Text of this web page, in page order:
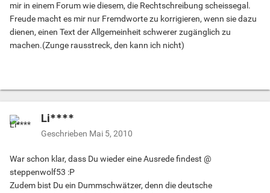
mir in einem Forum wie diesem, die Rechtschreibung scheissegal.
Freude macht es mir nur Fremdworte zu korrigieren, wenn sie dazu
dienen, einen Text der Allgemeinheit schwerer zugänglich zu
machen.(Zunge rausstreck, den kann ich nicht)
Li****
Geschrieben Mai 5, 2010
War schon klar, dass Du wieder eine Ausrede findest @
steppenwolf53 :P
Zudem bist Du ein Dummschwätzer, denn die deutsche